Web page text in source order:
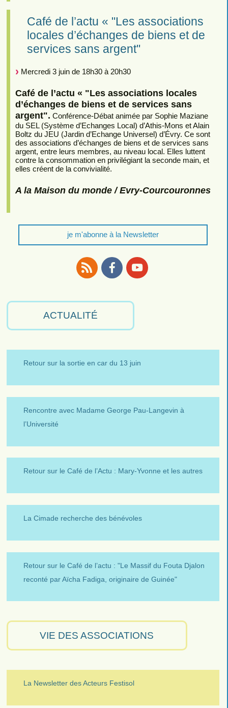
Café de l’actu « "Les associations
locales d’échanges de biens et de
services sans argent"
Mercredi 3 juin de 18h30 à 20h30
Café de l’actu « "Les associations locales
d’échanges de biens et de services sans
argent". Conférence-Débat animée par Sophie Maziane
du SEL (Système d’Echanges Local) d’Athis-Mons et Alain
Boltz du JEU (Jardin d’Echange Universel) d’Évry. Ce sont
des associations d’échanges de biens et de services sans
argent, entre leurs membres, au niveau local. Elles luttent
contre la consommation en privilégiant la seconde main, et
elles créent de la convivialité.
A la Maison du monde / Evry-Courcouronnes
je m'abonne à la Newsletter
ACTUALITÉ
Retour sur la sortie en car du 13 juin
Rencontre avec Madame George Pau-Langevin à
l’Université
Retour sur le Café de l’Actu : Mary-Yvonne et les autres
La Cimade recherche des bénévoles
Retour sur le Café de l’actu : "Le Massif du Fouta Djalon
reconté par Aïcha Fadiga, originaire de Guinée"
VIE DES ASSOCIATIONS
La Newsletter des Acteurs Festisol